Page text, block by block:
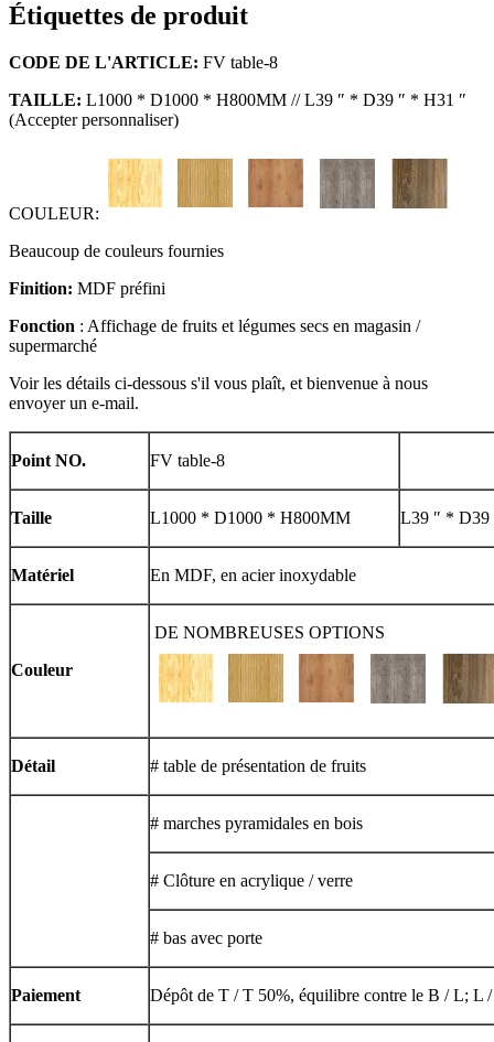
Étiquettes de produit
CODE DE L'ARTICLE: FV table-8
TAILLE: L1000 * D1000 * H800MM // L39 ″ * D39 ″ * H31 ″
(Accepter personnaliser)
COULEUR:
Beaucoup de couleurs fournies
Finition: MDF préfini
Fonction : Affichage de fruits et légumes secs en magasin /
supermarché
Voir les détails ci-dessous s'il vous plaît, et bienvenue à nous
envoyer un e-mail.
Point NO. FV table-8
Taille L1000 * D1000 * H800MM L39 ″ * D39
Matériel En MDF, en acier inoxydable
Couleur
DE NOMBREUSES OPTIONS
Détail # table de présentation de fruits
# marches pyramidales en bois
# Clôture en acrylique / verre
# bas avec porte
Paiement Dépôt de T / T 50%, équilibre contre le B / L; L